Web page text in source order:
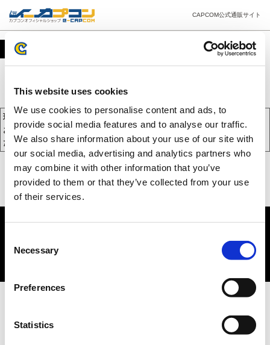
This website uses cookies
We use cookies to personalise content and ads, to
provide social media features and to analyse our traffic.
We also share information about your use of our site with
our social media, advertising and analytics partners who
may combine it with other information that you’ve
provided to them or that they’ve collected from your use
of their services.
Selection
Necessary
Preferences
Statistics
CAPCOM公式通販サイト
カート
現在、カートには商品が入っておりません。
お買い物を続けるには下の 「お買い物を続ける」 をクリックしてく
ださい。